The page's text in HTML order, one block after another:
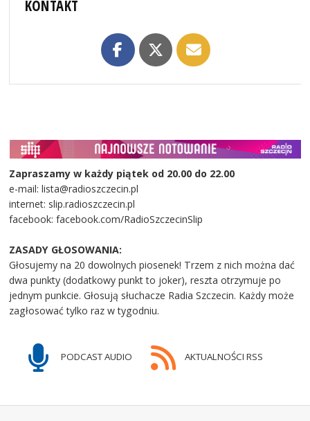
KONTAKT
Zapraszamy w każdy piątek od 20.00 do 22.00
e-mail: lista@radioszczecin.pl
internet: slip.radioszczecin.pl
facebook: facebook.com/RadioSzczecinSlip
ZASADY GŁOSOWANIA:
Głosujemy na 20 dowolnych piosenek! Trzem z nich można dać
dwa punkty (dodatkowy punkt to joker), reszta otrzymuje po
jednym punkcie. Głosują słuchacze Radia Szczecin. Każdy może
zagłosować tylko raz w tygodniu.
PODCAST AUDIO AKTUALNOŚCI RSS